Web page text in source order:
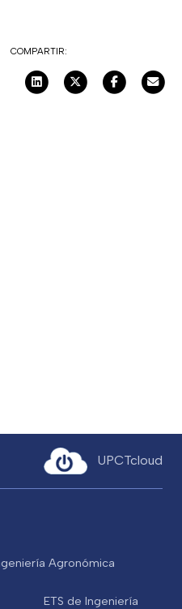
COMPARTIR:
UPCTcloud
Agronómica
ETS de Ingeniería